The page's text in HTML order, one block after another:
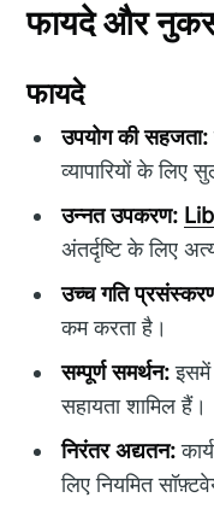
फायदे और
फायदे
उपयोग की सहजता:
व्यापारियों के लिए
उन्नत उपकरण:
अंतर्दृष्टि के लिए
उच्च गति
कम करता है।
सम्पूर्ण समर्थन:इसमें
सहायता शामिल हैं।
निरंतर अद्यतन:
लिए नियमित